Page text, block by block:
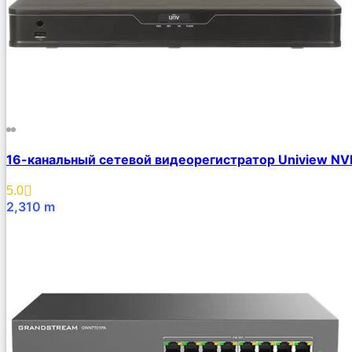
16-канальный сетевой видеорегистратор Uniview
5.0
2,310 m